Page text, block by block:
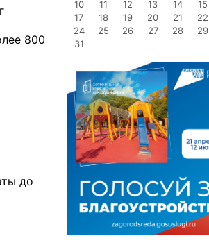
800
до
10
11 12 13 14 15
17
18 19 20 21 22
24
25 26 27 28 29
31